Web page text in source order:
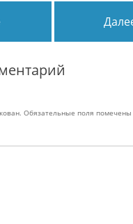
Обязательные поля